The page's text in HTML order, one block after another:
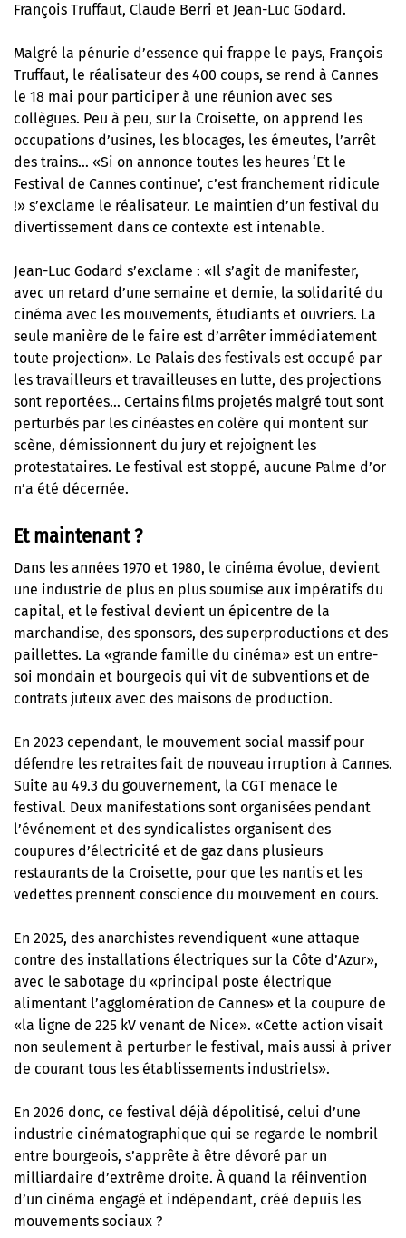
François Truffaut, Claude Berri et Jean-Luc Godard.
Malgré la pénurie d’essence qui frappe le pays, François
Truffaut, le réalisateur des 400 coups, se rend à Cannes
le 18 mai pour participer à une réunion avec ses
collègues. Peu à peu, sur la Croisette, on apprend les
occupations d’usines, les blocages, les émeutes, l’arrêt
des trains… «Si on annonce toutes les heures ‘Et le
Festival de Cannes continue’, c’est franchement ridicule
!» s’exclame le réalisateur. Le maintien d’un festival du
divertissement dans ce contexte est intenable.
Jean-Luc Godard s’exclame : «Il s’agit de manifester,
avec un retard d’une semaine et demie, la solidarité du
cinéma avec les mouvements, étudiants et ouvriers. La
seule manière de le faire est d’arrêter immédiatement
toute projection». Le Palais des festivals est occupé par
les travailleurs et travailleuses en lutte, des projections
sont reportées… Certains films projetés malgré tout sont
perturbés par les cinéastes en colère qui montent sur
scène, démissionnent du jury et rejoignent les
protestataires. Le festival est stoppé, aucune Palme d’or
n’a été décernée.
Et maintenant ?
Dans les années 1970 et 1980, le cinéma évolue, devient
une industrie de plus en plus soumise aux impératifs du
capital, et le festival devient un épicentre de la
marchandise, des sponsors, des superproductions et des
paillettes. La «grande famille du cinéma» est un entre-
soi mondain et bourgeois qui vit de subventions et de
contrats juteux avec des maisons de production.
En 2023 cependant, le mouvement social massif pour
défendre les retraites fait de nouveau irruption à Cannes.
Suite au 49.3 du gouvernement, la CGT menace le
festival. Deux manifestations sont organisées pendant
l’événement et des syndicalistes organisent des
coupures d’électricité et de gaz dans plusieurs
restaurants de la Croisette, pour que les nantis et les
vedettes prennent conscience du mouvement en cours.
En 2025, des anarchistes revendiquent «une attaque
contre des installations électriques sur la Côte d’Azur»,
avec le sabotage du «principal poste électrique
alimentant l’agglomération de Cannes» et la coupure de
«la ligne de 225 kV venant de Nice». «Cette action visait
non seulement à perturber le festival, mais aussi à priver
de courant tous les établissements industriels».
En 2026 donc, ce festival déjà dépolitisé, celui d’une
industrie cinématographique qui se regarde le nombril
entre bourgeois, s’apprête à être dévoré par un
milliardaire d’extrême droite. À quand la réinvention
d’un cinéma engagé et indépendant, créé depuis les
mouvements sociaux ?